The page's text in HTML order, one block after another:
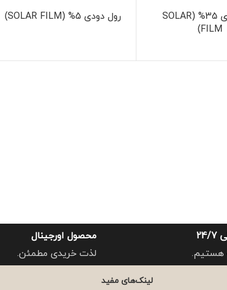
رول دودی 35% (SOLAR
FILM)
رول دودی 5% (SOLAR FILM)
7
هستیم.
محصول اورجینال
لذت خریدی مطمئن.
لینک‌های مفید